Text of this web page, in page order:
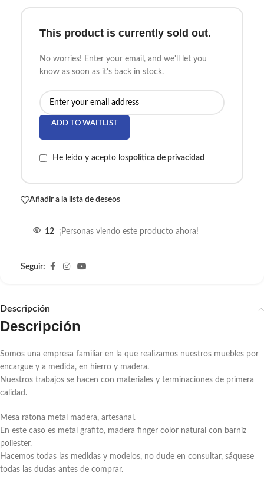
This product is currently sold out.
No worries! Enter your email, and we'll let you
know as soon as it's back in stock.
ADD TO WAITLIST
He leído y acepto lospolítica de privacidad
Añadir a la lista de deseos
12 ¡Personas viendo este producto ahora!
Seguir:
Descripción
Descripción
Somos una empresa familiar en la que realizamos nuestros muebles por
encargue y a medida, en hierro y madera.
Nuestros trabajos se hacen con materiales y terminaciones de primera
calidad.
Mesa ratona metal madera, artesanal.
En este caso es metal grafito, madera finger color natural con barniz
poliester.
Hacemos todas las medidas y modelos, no dude en consultar, sáquese
todas las dudas antes de comprar.